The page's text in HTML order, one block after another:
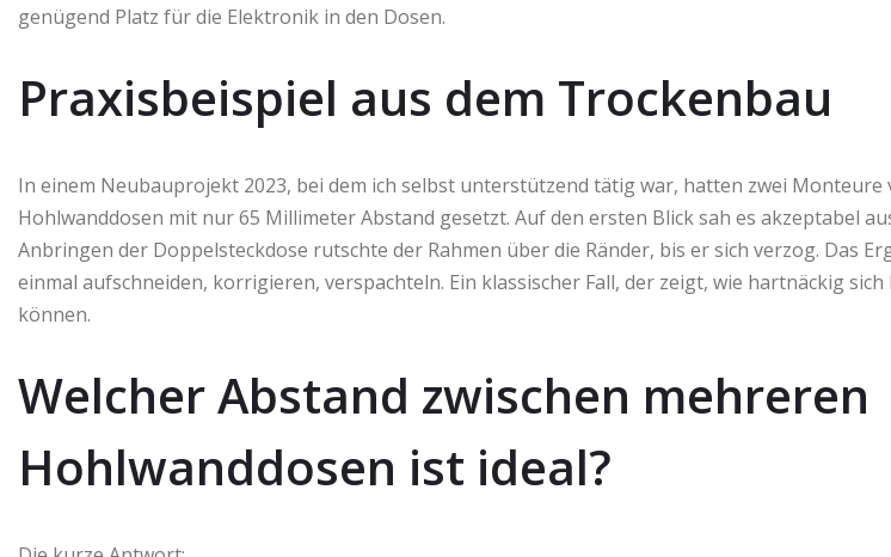
genügend Platz für die Elektronik in den Dosen.
Praxisbeispiel aus dem Trockenbau
In einem Neubauprojekt 2023, bei dem ich selbst unterstützend tätig war, hatten zwei Monteure
Hohlwanddosen mit nur 65 Millimeter Abstand gesetzt. Auf den ersten Blick sah es akzeptabel
Anbringen der Doppelsteckdose rutschte der Rahmen über die Ränder, bis er sich verzog. Das
einmal aufschneiden, korrigieren, verspachteln. Ein klassischer Fall, der zeigt, wie hartnäckig
können.
Welcher Abstand zwischen mehreren
Hohlwanddosen ist ideal?